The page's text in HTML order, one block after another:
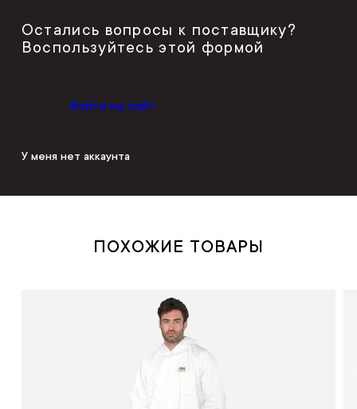
Остались вопросы к поставщику?
Воспользуйтесь этой формой
Войти на сайт
У меня нет аккаунта
ПОХОЖИЕ ТОВАРЫ